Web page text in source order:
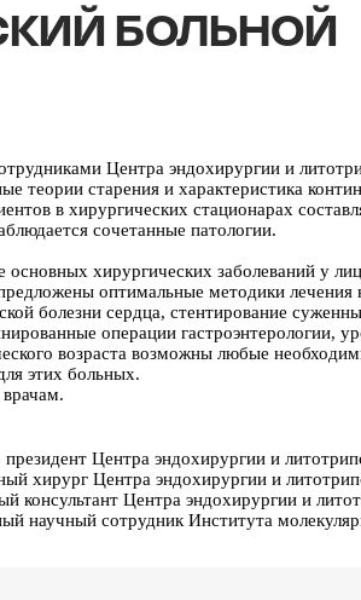
БОЛЬНОЙ
Центра эндохирургии и
теории старения и характеристика
в хирургических стационарах
сочетанные патологии.
хирургических заболеваний у
оптимальные методики лечения
болезни сердца, стентирование
операции гастроэнтерологии,
возраста возможны любые
этих больных.
Центра эндохирургии и
хирург Центра эндохирургии и
консультант Центра эндохирургии и
научный сотрудник Института